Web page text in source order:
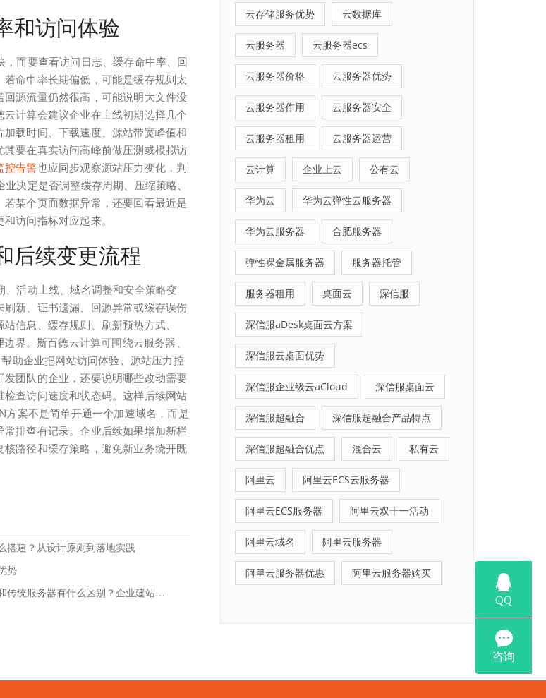
和访问体验
而要查看访问日志、缓存命中率、回
命中率长期偏低，可能是缓存规则太
源流量仍然很高，可能说明大文件没
计算会建议企业在上线初期选择几个
载时间、下载速度、源站带宽峰值和
要在真实访问高峰前做压测或模拟访
控告警也应同步观察源站压力变化，判
决定是否调整缓存周期、压缩策略、
某个页面数据异常，还要回看最近是
访问指标对应起来。
后续变更流程
活动上线、域名调整和安全策略变
新、证书遗漏、回源异常或缓存误伤
信息、缓存规则、刷新预热方式、
界。斯百德云计算可围绕云服务器、
助企业把网站访问体验、源站压力控
团队的企业，还要说明哪些改动需要
查访问速度和状态码。这样后续网站
方案不是简单开通一个加速域名，而是
排查有记录。企业后续如果增加新栏
路径和缓存策略，避免新业务绕开既
搭建？从设计原则到落地实践
势
云计算服务器和传统服务器有什么区别？企业建站怎么选
云存储服务优势 云数据库
云服务器 云服务器ecs
云服务器价格 云服务器优势
云服务器作用 云服务器安全
云服务器租用 云服务器运营
云计算 企业上云 公有云
华为云 华为云弹性云服务器
华为云服务器 合肥服务器
弹性裸金属服务器 服务器托管
服务器租用 桌面云 深信服
深信服aDesk桌面云方案
深信服云桌面优势
深信服企业级云aCloud 深信服桌面云
深信服超融合 深信服超融合产品特点
深信服超融合优点 混合云 私有云
阿里云 阿里云ECS云服务器
阿里云ECS服务器 阿里云双十一活动
阿里云域名 阿里云服务器
阿里云服务器优惠 阿里云服务器购买